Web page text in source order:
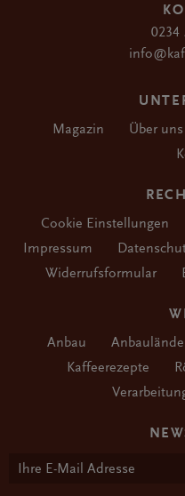
0234
Magazin
Über uns
Cookie Einstellungen
Impressum
Widerrufsformular
Anbau
Kaffeerezepte